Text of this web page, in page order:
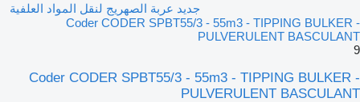
جديد عربة الصهريج لنقل المواد العلفية
Coder CODER SPBT55/3 - 55m3 - TIPPING BULKER -
PULVERULENT BASCULANT
9
Coder CODER SPBT55/3 - 55m3 - TIPPING BULKER -
PULVERULENT BASCULANT